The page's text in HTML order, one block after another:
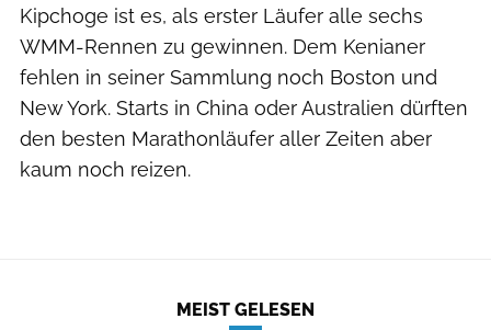
Kipchoge ist es, als erster Läufer alle sechs
WMM-Rennen zu gewinnen. Dem Kenianer
fehlen in seiner Sammlung noch Boston und
New York. Starts in China oder Australien dürften
den besten Marathonläufer aller Zeiten aber
kaum noch reizen.
MEIST GELESEN